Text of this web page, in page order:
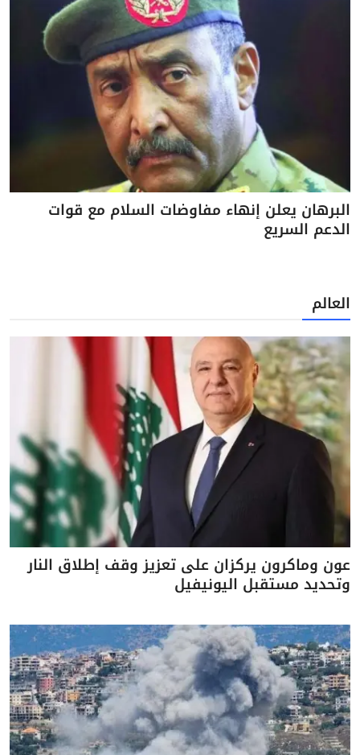
البرهان يعلن إنهاء مفاوضات السلام مع قوات
الدعم السريع
العالم
عون وماكرون يركزان على تعزيز وقف إطلاق النار
وتحديد مستقبل اليونيفيل